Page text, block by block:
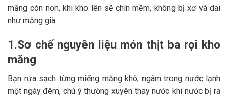
măng còn non, khi kho lên sẽ chín mềm, không bị xơ và dai
như măng già.
1.Sơ chế nguyên liệu món thịt ba rọi kho
măng
Bạn rửa sạch từng miếng măng khô, ngâm trong nước lạnh
một ngày đêm, chú ý thường xuyên thay nước khi nước bị ra